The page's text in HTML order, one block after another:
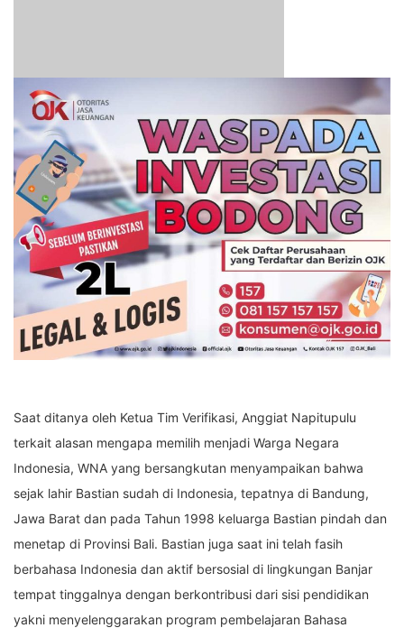
Saat ditanya oleh Ketua Tim Verifikasi, Anggiat Napitupulu
terkait alasan mengapa memilih menjadi Warga Negara
Indonesia, WNA yang bersangkutan menyampaikan bahwa
sejak lahir Bastian sudah di Indonesia, tepatnya di Bandung,
Jawa Barat dan pada Tahun 1998 keluarga Bastian pindah dan
menetap di Provinsi Bali. Bastian juga saat ini telah fasih
berbahasa Indonesia dan aktif bersosial di lingkungan Banjar
tempat tinggalnya dengan berkontribusi dari sisi pendidikan
yakni menyelenggarakan program pembelajaran Bahasa